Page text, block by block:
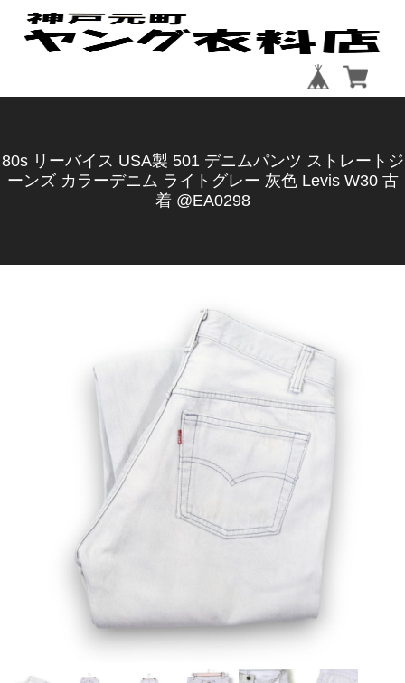
80s リーバイス USA製 501 デニムパンツ ストレートジ
ーンズ カラーデニム ライトグレー 灰色 Levis W30 古
着 @EA0298